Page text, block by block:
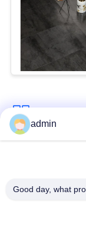
MAPA
DEL
POLÍTICA
admin
Good day, what